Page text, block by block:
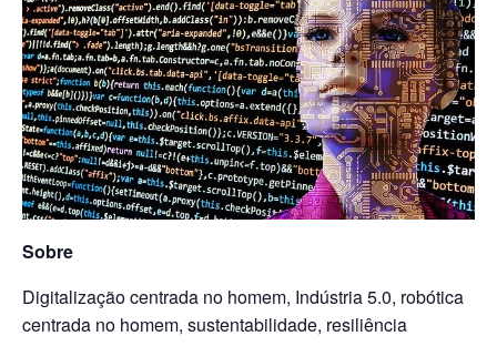
Sobre
Digitalização centrada no homem, Indústria 5.0, robótica
centrada no homem, sustentabilidade, resiliência